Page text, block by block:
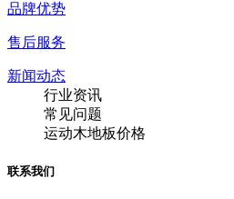
品牌优势
售后服务
新闻动态
行业资讯
常见问题
运动木地板价格
联系我们